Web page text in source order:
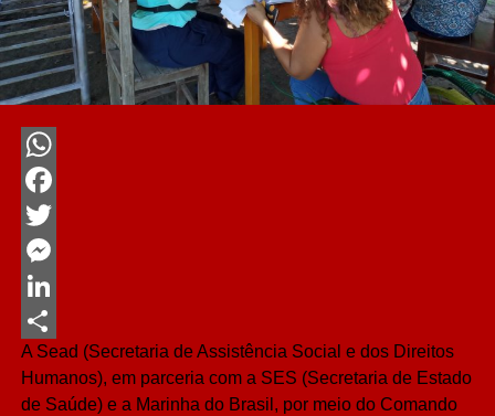
WhatsApp
Facebook
Twitter
Messenger
LinkedIn
Share
A Sead (Secretaria de Assistência Social e dos Direitos
Humanos), em parceria com a SES (Secretaria de Estado
de Saúde) e a Marinha do Brasil, por meio do Comando